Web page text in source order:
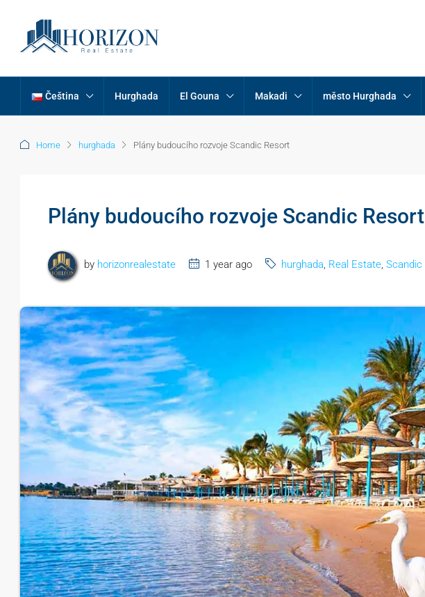
Čeština Hurghada El Gouna Makadi město Hurghada
Home hurghada Plány budoucího rozvoje Scandic Resort
Plány budoucího rozvoje Scandic Resort
by horizonrealestate 1 year ago hurghada, Real Estate, Scandic